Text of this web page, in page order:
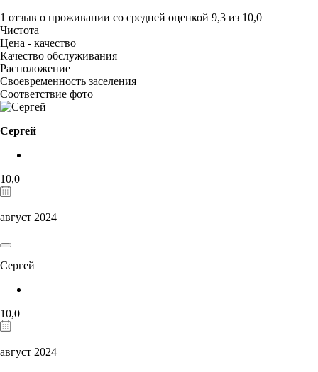
1 отзыв о проживании со средней оценкой 9,3 из 10,0
Чистота
Цена - качество
Качество обслуживания
Расположение
Своевременность заселения
Соответствие фото
Сергей
10,0
август 2024
Сергей
10,0
август 2024